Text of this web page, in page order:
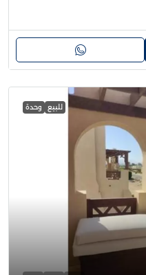
للبيع وحدة